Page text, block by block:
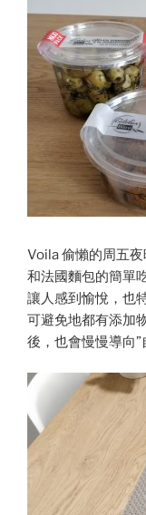
Voila 偷懶的周五
和法國麵包的簡單
讓人感到愉悅，也
可避免地都有添加
後，也會慢慢導向